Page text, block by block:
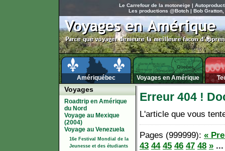
Le Carrefour de la motoneige |
Les productions @Botch| Bob
Amériquébec Voyages en Amérique
Erreur 404 !
L'article que vous
Pages (999999): «
43 44 45 46 47 48 »
Voyages
Roadtrip en Amérique
du Nord
Voyage au Mexique
(2004)
Voyage au Venezuela
16e Festival Mondial de la
Jeunesse et des étudiants